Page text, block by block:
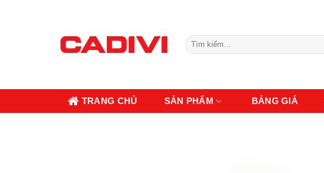
Tìm
kiếm:
TRANG CHỦ SẢN PHẨM BẢNG GIÁ